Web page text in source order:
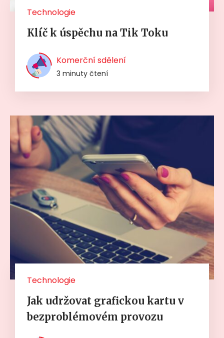
Technologie
Klíč k úspěchu na Tik Toku
Komerční sdělení
3 minuty čtení
Technologie
Jak udržovat grafickou kartu v
bezproblémovém provozu